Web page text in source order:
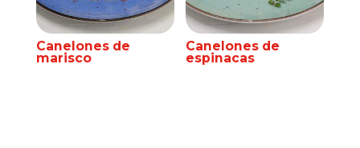
Canelones de
marisco
Canelones de
espinacas